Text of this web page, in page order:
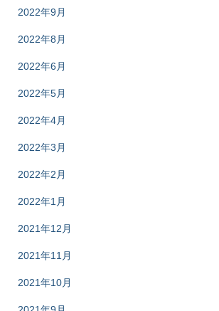
2022年9月
2022年8月
2022年6月
2022年5月
2022年4月
2022年3月
2022年2月
2022年1月
2021年12月
2021年11月
2021年10月